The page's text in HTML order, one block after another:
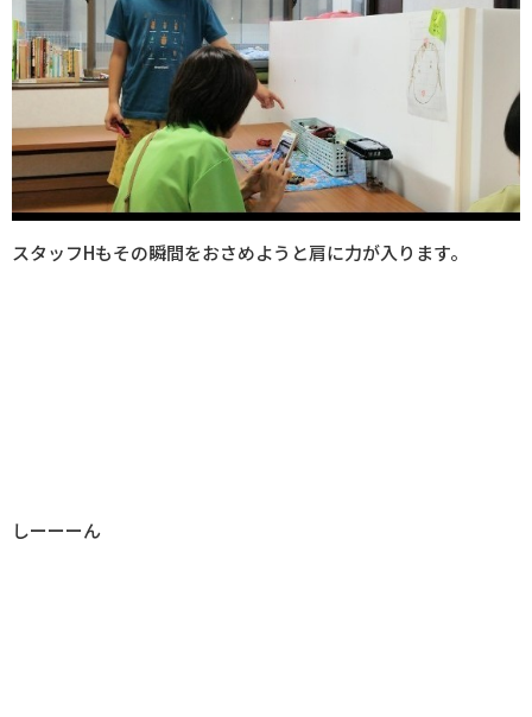
スタッフHもその瞬間をおさめようと肩に力が入ります。
しーーーん